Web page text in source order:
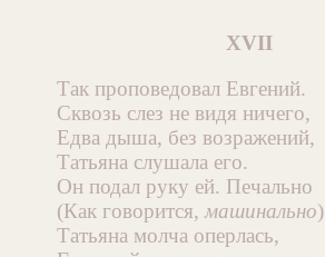
XVII
Так проповедовал Евгений.
Сквозь слез не видя ничего,
Едва дыша, без возражений,
Татьяна слушала его.
Он подал руку ей. Печально
(Как говорится,машинально)
Татьяна молча оперлась,